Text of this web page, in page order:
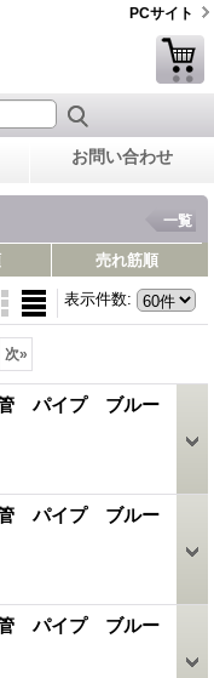
PCサイト
お問い合わせ
一覧
売れ筋順
表示件数:
次»
パイプ ブルー
パイプ ブルー
パイプ ブルー